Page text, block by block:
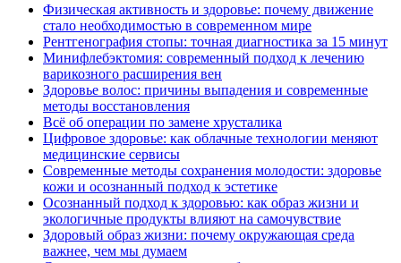
Физическая активность и здоровье: почему движение
стало необходимостью в современном мире
Рентгенография стопы: точная диагностика за 15 минут
Минифлебэктомия: современный подход к лечению
варикозного расширения вен
Здоровье волос: причины выпадения и современные
методы восстановления
Всё об операции по замене хрусталика
Цифровое здоровье: как облачные технологии меняют
медицинские сервисы
Современные методы сохранения молодости: здоровье
кожи и осознанный подход к эстетике
Осознанный подход к здоровью: как образ жизни и
экологичные продукты влияют на самочувствие
Здоровый образ жизни: почему окружающая среда
важнее, чем мы думаем